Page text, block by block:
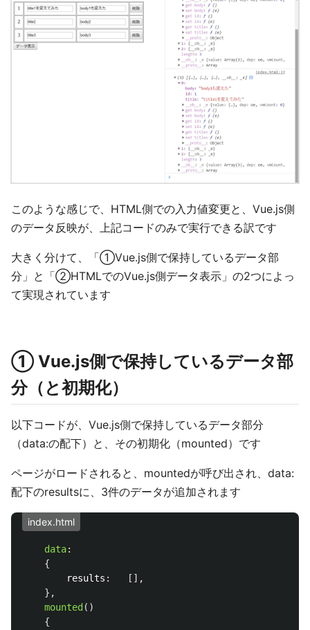
このような感じで、HTML側での入力値変更と、Vue.js側
のデータ反映が、上記コードのみで実行できる訳です
大きく分けて、「①Vue.js側で保持しているデータ部
分」と「②HTMLでのVue.js側データ表示」の2つによっ
て実現されています
① Vue.js側で保持しているデータ部
分（と初期化）
以下コードが、Vue.js側で保持しているデータ部分
（data:の配下）と、その初期化（mounted）です
ページがロードされると、mountedが呼び出され、data:
配下のresultsに、3件のデータが追加されます
index.html
data:
{
results :
[],
},
mounted ()
{